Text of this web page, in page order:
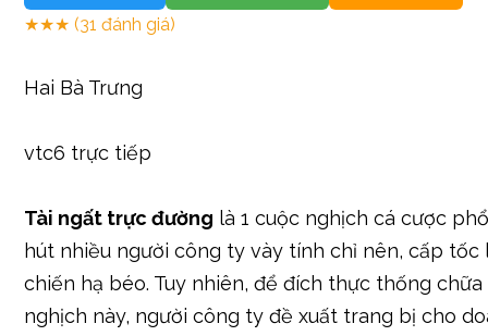
★★★(31 đánh giá)
Hai Bà Trưng
vtc6 trực tiếp
Tài ngất trực đường là 1 cuộc nghịch cá cược
hút nhiều người công ty vày tính chỉ nên, cấp tốc
chiến hạ béo. Tuy nhiên, để đích thực thống
nghịch này, người công ty đề xuất trang bị cho